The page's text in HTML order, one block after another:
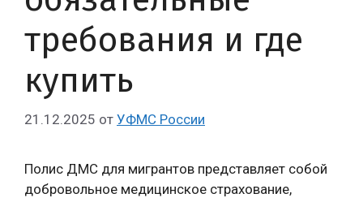
требования и где
купить
21.12.2025 от УФМС России
Полис ДМС для мигрантов представляет собой
добровольное медицинское страхование,